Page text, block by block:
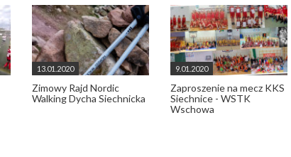
13.01.2020
Zimowy Rajd Nordic
Walking Dycha Siechnicka
9.01.2020
Zaproszenie na mecz KKS
Siechnice - WSTK
Wschowa